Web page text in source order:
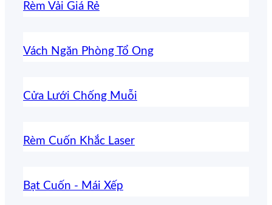
Rèm Vải Giá Rẻ
Vách Ngăn Phòng Tổ Ong
Cửa Lưới Chống Muỗi
Rèm Cuốn Khắc Laser
Bạt Cuốn - Mái Xếp